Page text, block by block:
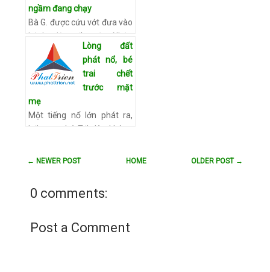
ngầm đang chạy
Bà G. được cứu vớt đưa vào
bệnh viện cấp cứu Nhận
được thông tin của nhân
viên, thuyền trưởng tàu
Đổng Văn Danh đã nhanh
chóng thông báo cho các
cơ…
Lòng đất
phát nổ, bé
trai chết
trước mặt
mẹ
Một tiếng nổ lớn phát ra,
hất tung bé Tốt lên không
vong. Tận mắt chứng kiến
Xem chi tiết
← NEWER POST OLDER POST →
HOME
0 comments:
Post a Comment